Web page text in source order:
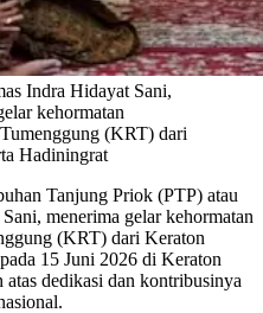
Indra Hidayat Sani,
kehormatan
(KRT) dari
Hadiningrat
Tanjung Priok (PTP) atau
menerima gelar kehormatan
(KRT) dari Keraton
15 Juni 2026 di Keraton
atas dedikasi dan kontribusinya